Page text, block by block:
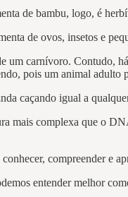
de bambu, logo, é
de ovos, insetos e
um carnívoro. Contudo,
pois um animal
caçando igual a
mais complexa que o
compreender e
entender melhor